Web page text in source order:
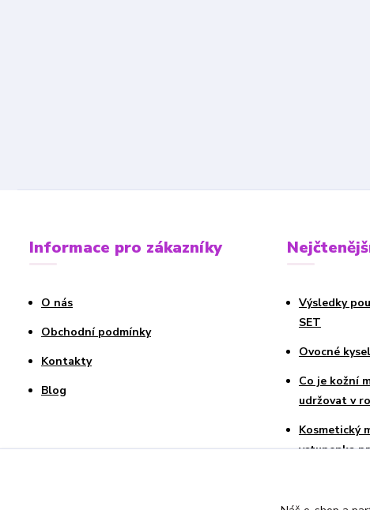
Informace pro zákazníky
O nás
Obchodní podmínky
Kontakty
Blog
Výsledky
SET
Ovocné
Co je kožní
udržovat v
Kosmetický
vstupenka